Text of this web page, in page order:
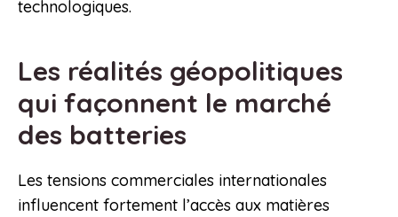
technologiques.
Les réalités géopolitiques
qui façonnent le marché
des batteries
Les tensions commerciales internationales
influencent fortement l’accès aux matières